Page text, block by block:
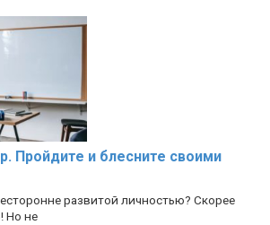
Пройдите и блесните своими
развитой личностью? Скорее
Но не